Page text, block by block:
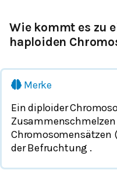
Wie kommt es zu
haploiden
Merke
Ein diploider
Chromosomensätzen
derBefruchtung .